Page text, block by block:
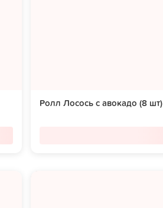
Ролл Лосось с авокадо (8 шт)